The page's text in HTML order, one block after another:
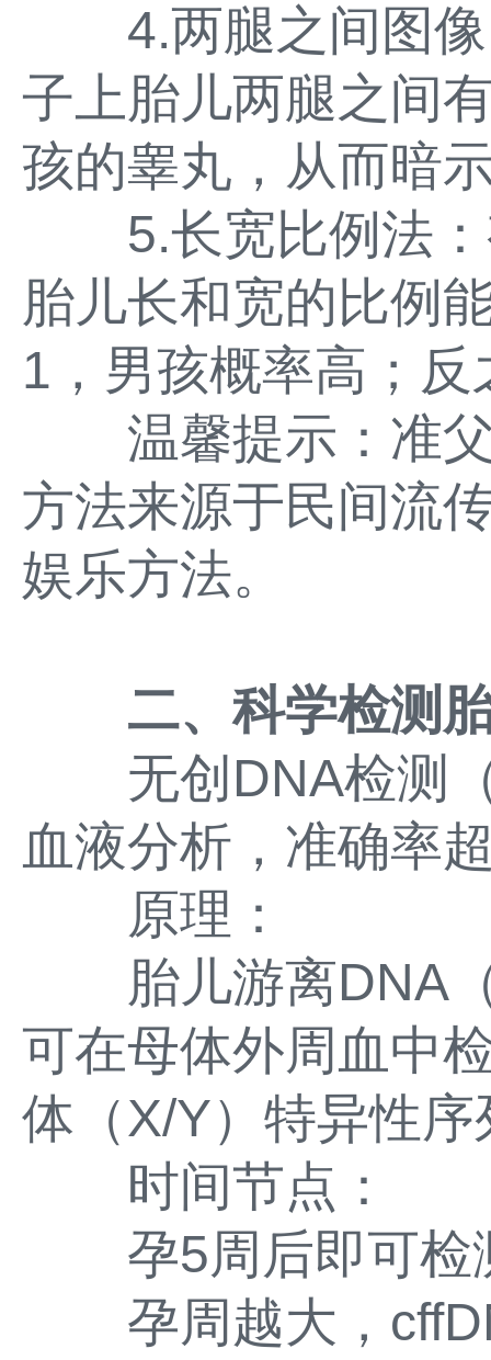
4.两腿之间图像
子上胎儿两腿之间
孩的睾丸，从而暗
5.长宽比例法：
胎儿长和宽的比例
1，男孩概率高；
温馨提示：准父
方法来源于民间流
娱乐方法。
二、科学检测
无创DNA检测（
血液分析，准确率
原理：
胎儿游离DNA（
可在母体外周血中
体（X/Y）特异性
时间节点：
孕5周后即可检
孕周越大，